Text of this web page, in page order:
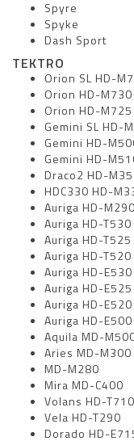
Spyre
Spyke
Dash Sport
TEKTRO
Orion SL HD-
Orion HD-M730
Orion HD-M725
Gemini SL HD-
Gemini HD-
Gemini HD-
Draco2 HD-
HDC330 HD-
Auriga HD-
Auriga HD-T530
Auriga HD-T525
Auriga HD-T520
Auriga HD-E530
Auriga HD-E525
Auriga HD-E520
Auriga HD-E500
Aquila MD-
Aries MD-M300
MD-M280
Mira MD-C400
Volans HD-T710
Vela HD-T290
Dorado HD-